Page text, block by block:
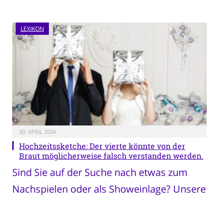
LEXIKON
30. APRIL 2024
Hochzeitssketche: Der vierte könnte von der
Braut möglicherweise falsch verstanden werden.
Sind Sie auf der Suche nach etwas zum
Nachspielen oder als Showeinlage? Unsere